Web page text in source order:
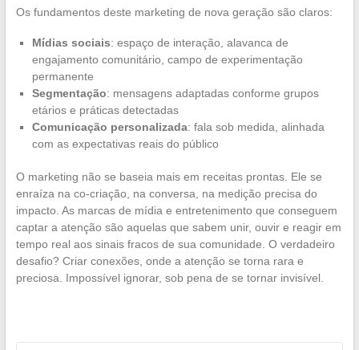
Os fundamentos deste marketing de nova geração são claros:
Mídias sociais: espaço de interação, alavanca de
engajamento comunitário, campo de experimentação
permanente
Segmentação: mensagens adaptadas conforme grupos
etários e práticas detectadas
Comunicação personalizada: fala sob medida, alinhada
com as expectativas reais do público
O marketing não se baseia mais em receitas prontas. Ele se
enraíza na co-criação, na conversa, na medição precisa do
impacto. As marcas de mídia e entretenimento que conseguem
captar a atenção são aquelas que sabem unir, ouvir e reagir em
tempo real aos sinais fracos de sua comunidade. O verdadeiro
desafio? Criar conexões, onde a atenção se torna rara e
preciosa. Impossível ignorar, sob pena de se tornar invisível.